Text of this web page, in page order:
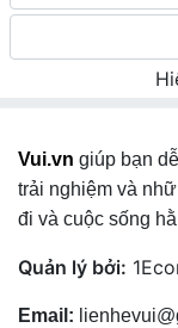
Vui.vn giúp bạn
trải nghiệm và
đi và cuộc sống
Quản lý bởi:
Email: